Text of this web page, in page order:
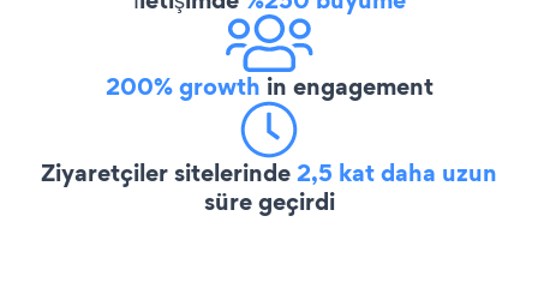
200% growth in engagement
Ziyaretçiler sitelerinde2,5 kat daha uzun
süre geçirdi